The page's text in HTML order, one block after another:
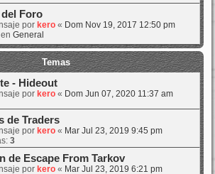
del Foro
por kero « Dom Nov 19, 2017 12:50 pm
General
Temas
- Hideout
por kero « Dom Jun 07, 2020 11:37 am
de Traders
por kero « Mar Jul 23, 2019 9:45 pm
3
de Escape From Tarkov
por kero « Mar Jul 23, 2019 6:21 pm